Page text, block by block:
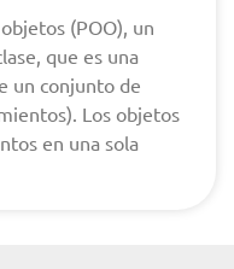
(POO), un
que es una
un conjunto de
Los objetos
en una sola